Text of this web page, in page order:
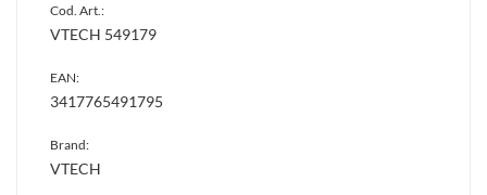
Cod. Art.:
VTECH 549179
EAN:
3417765491795
Brand:
VTECH